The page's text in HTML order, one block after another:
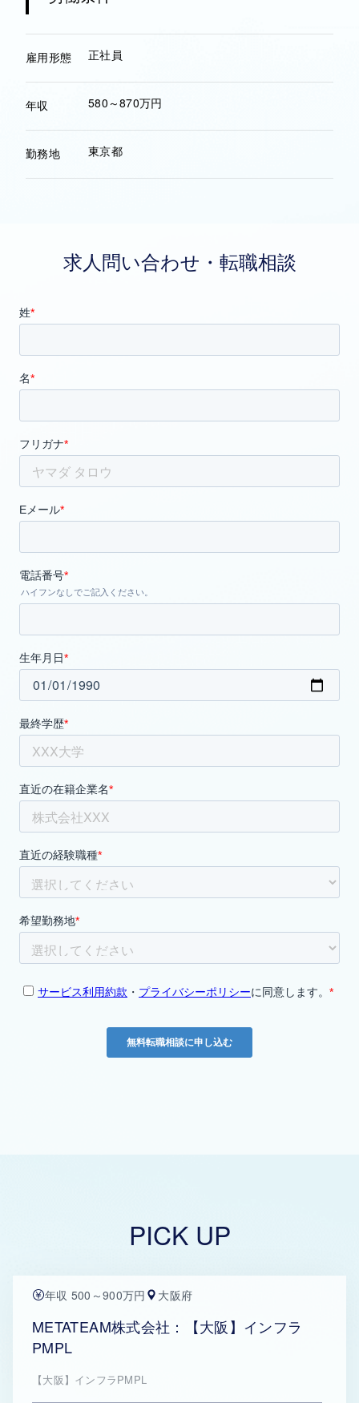
雇用形態 正社員
年収 580～870万円
勤務地 東京都
求人問い合わせ・転職相談
PICK UP
年収 500～900万円 大阪府
METATEAM株式会社：【大阪】インフラ
PMPL
【大阪】インフラPMPL